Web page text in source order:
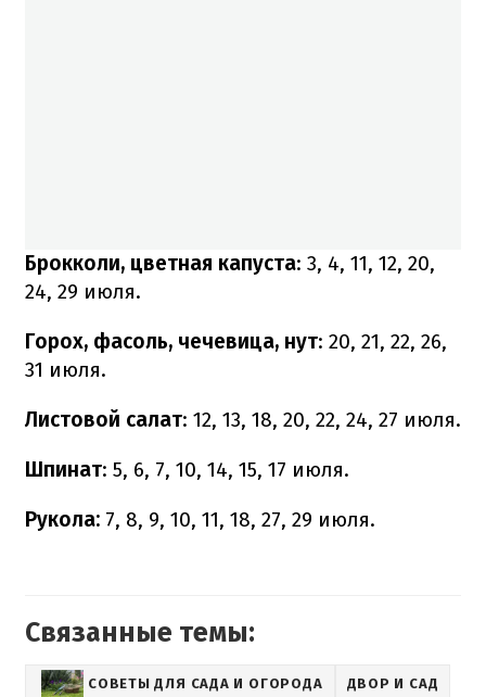
Брокколи, цветная капуста: 3, 4, 11, 12, 20,
24, 29 июля.
Горох, фасоль, чечевица, нут: 20, 21, 22, 26,
31 июля.
Листовой салат: 12, 13, 18, 20, 22, 24, 27 июля.
Шпинат: 5, 6, 7, 10, 14, 15, 17 июля.
Рукола: 7, 8, 9, 10, 11, 18, 27, 29 июля.
Связанные темы:
СОВЕТЫ ДЛЯ САДА И ОГОРОДА ДВОР И САД